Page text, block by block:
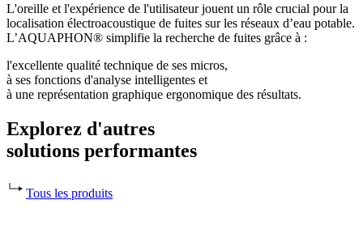
L'oreille et l'expérience de l'utilisateur jouent un rôle crucial pour la
localisation électroacoustique de fuites sur les réseaux d’eau potable.
L’AQUAPHON® simplifie la recherche de fuites grâce à :
l'excellente qualité technique de ses micros,
à ses fonctions d'analyse intelligentes et
à une représentation graphique ergonomique des résultats.
Explorez d'autres
solutions performantes
Tous les produits